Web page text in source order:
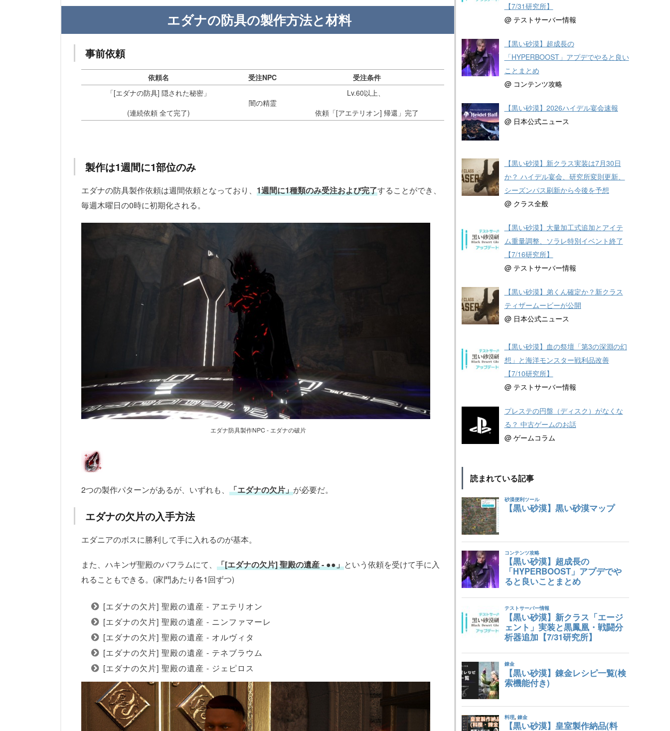
エダナの防具の製作方法と材料
事前依頼
依頼名 受注NPC
受注条件
「[エダナの防具] 隠された秘密」
(連続依頼 全て完了)
闇の精霊
Lv.60以上、
依頼「[アエテリオン] 帰還」完了
製作は1週間に1部位のみ
エダナの防具製作依頼は週間依頼となっており、 1週間に1種類のみ受注および完了することができ、
毎週木曜日の0時に初期化される。
エダナ防具製作NPC - エダナの破片
2つの製作パターンがあるが、いずれも、 「エダナの欠片」が必要だ。
エダナの欠片の入手方法
エダニアのボスに勝利して手に入れるのが基本。
また、ハキンザ聖殿のバフラムにて、 「[エダナの欠片] 聖殿の遺産 - ●●」という依頼を受けて手に入
れることもできる。(家門あたり各1回ずつ)
[エダナの欠片] 聖殿の遺産 - アエテリオン
[エダナの欠片] 聖殿の遺産 - ニンファマーレ
[エダナの欠片] 聖殿の遺産 - オルヴィタ
[エダナの欠片] 聖殿の遺産 - テネブラウム
[エダナの欠片] 聖殿の遺産 - ジェピロス
【7/31研究所】
@ テストサーバー情報
【黒い砂漠】超成長の
「HYPERBOOST」アプデでやると良い
ことまとめ
@ コンテンツ攻略
【黒い砂漠】2026ハイデル宴会速報
@ 日本公式ニュース
【黒い砂漠】新クラス実装は7月30日
か？ ハイデル宴会、研究所変則更新、
シーズンパス刷新から今後を予想
@ クラス全般
【黒い砂漠】大量加工式追加とアイテ
ム重量調整、ソラレ特別イベント終了
【7/16研究所】
@ テストサーバー情報
【黒い砂漠】弟くん確定か？新クラス
ティザームービーが公開
@ 日本公式ニュース
【黒い砂漠】血の祭壇「第3の深淵の幻
想」と海洋モンスター戦利品改善
【7/10研究所】
@ テストサーバー情報
プレステの円盤（ディスク）がなくな
る？ 中古ゲームのお話
@ ゲームコラム
読まれている記事